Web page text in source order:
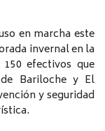
en marcha este
invernal en la
efectivos que
Bariloche y El
y seguridad